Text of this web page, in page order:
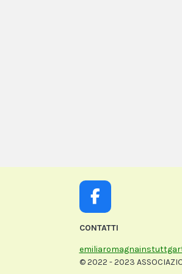
F
a
c
e
b
CONTATTI
© 2022 - 2023